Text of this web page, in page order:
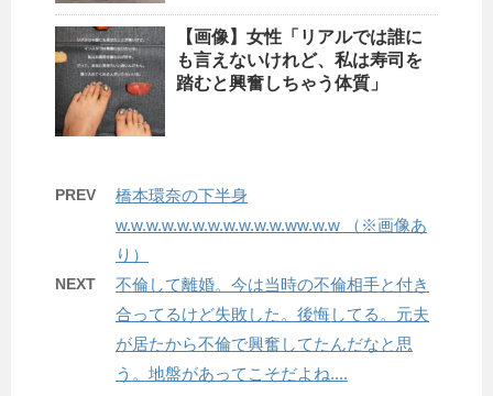
【画像】女性「リアルでは誰に
も言えないけれど、私は寿司を
踏むと興奮しちゃう体質」
PREV
橋本環奈の下半身
w.w.w.w.w.w.w.w.w.w.w.ww.w.w （※画像あ
り）
NEXT
不倫して離婚。今は当時の不倫相手と付き
合ってるけど失敗した。後悔してる。元夫
が居たから不倫で興奮してたんだなと思
う。地盤があってこそだよね....